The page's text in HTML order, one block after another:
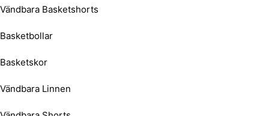
Vändbara Basketshorts
Basketbollar
Basketskor
Vändbara Linnen